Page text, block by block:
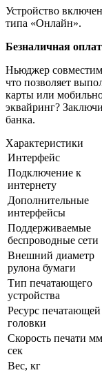
Устройство
типа «Онлайн».
Безналичная
Ньюджер
что позволяет
карты или
эквайринг?
банка.
Характеристики
Интерфейс
Подключение к
интернету
Дополнительные
интерфейсы
Поддерживаемые
беспроводные сети
Внешний диаметр
рулона бумаги
Тип печатающего
устройства
Ресурс печатающей
головки
Скорость печати
сек
Вес, кг